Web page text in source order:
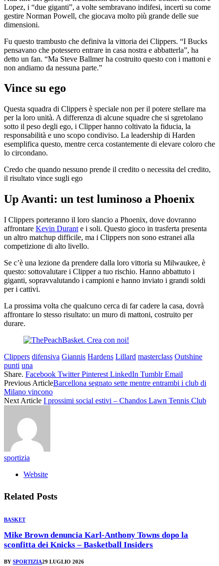
Lopez, i “due giganti”, a volte sembravano indifesi, incerti su come
gestire Norman Powell, che giocava molto più grande delle sue
dimensioni.
Fu questo trambusto che definiva la vittoria dei Clippers. “I Bucks
pensavano che potessero entrare in casa nostra e abbatterla”, ha
detto un fan. “Ma Steve Ballmer ha costruito questo con i mattoni e
non andiamo da nessuna parte.”
Vince su ego
Questa squadra di Clippers è speciale non per il potere stellare ma
per la loro unità. A differenza di alcune squadre che si sgretolano
sotto il peso degli ego, i Clipper hanno coltivato la fiducia, la
responsabilità e uno scopo condiviso. La leadership di Harden
esemplifica questo, mentre cerca costantemente di elevare coloro che
lo circondano.
Credo che quando nessuno prende il credito o necessita del credito,
il risultato vince sugli ego
Up Avanti: un test luminoso a Phoenix
I Clippers porteranno il loro slancio a Phoenix, dove dovranno
affrontare Kevin Durant e i soli. Questo gioco in trasferta presenta
un altro matchup difficile, ma i Clippers non sono estranei alla
competizione di alto livello.
Se c’è una lezione da prendere dalla loro vittoria su Milwaukee, è
questo: sottovalutare i Clipper a tuo rischio. Hanno abbattuto i
giganti, sopravvalutando i campioni e hanno inviato i grandi soldi
per i cattivi.
La prossima volta che qualcuno cerca di far cadere la casa, dovrà
affrontare lo stesso risultato: un muro di mattoni, costruito per
durare.
Clippers difensiva Giannis Hardens Lillard masterclass Outshine
punti una
Share. Facebook Twitter Pinterest LinkedIn Tumblr Email
Previous ArticleBarcellona segnato sette mentre entrambi i club di
Milano vincono
Next Article I prossimi social estivi – Chandos Lawn Tennis Club
sportizia
Website
Related Posts
BASKET
Mike Brown denuncia Karl-Anthony Towns dopo la
sconfitta dei Knicks – Basketball Insiders
BY SPORTIZIA29 LUGLIO 2026